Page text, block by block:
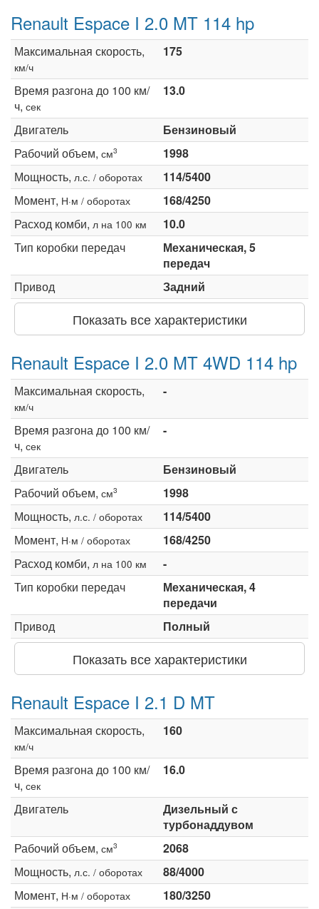
Renault Espace I 2.0 MT 114 hp
Максимальная скорость,
км/ч
175
Время разгона до 100 км/
ч, сек
13.0
Двигатель
Бензиновый
Рабочий объем, см3
1998
Мощность, л.с. / оборотах
114/5400
Момент, Н·м / оборотах
168/4250
Расход комби, л на 100 км
10.0
Тип коробки передач
Механическая, 5
передач
Привод
Задний
Показать все характеристики
Renault Espace I 2.0 MT 4WD 114 hp
Максимальная скорость,
км/ч
-
Время разгона до 100 км/
ч, сек
-
Двигатель
Бензиновый
Рабочий объем, см3
1998
Мощность, л.с. / оборотах
114/5400
Момент, Н·м / оборотах
168/4250
Расход комби, л на 100 км
-
Тип коробки передач
Механическая, 4
передачи
Привод
Полный
Показать все характеристики
Renault Espace I 2.1 D MT
Максимальная скорость,
км/ч
160
Время разгона до 100 км/
ч, сек
16.0
Двигатель
Дизельный с
турбонаддувом
Рабочий объем, см3
2068
Мощность, л.с. / оборотах
88/4000
Момент, Н·м / оборотах
180/3250